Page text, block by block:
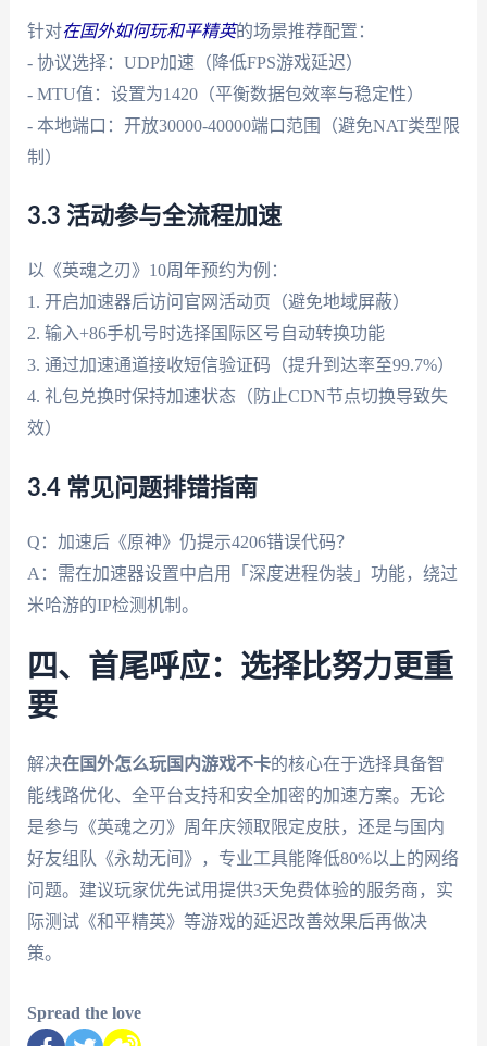
针对在国外如何玩和平精英的场景推荐配置：
- 协议选择：UDP加速（降低FPS游戏延迟）
- MTU值：设置为1420（平衡数据包效率与稳定性）
- 本地端口：开放30000-40000端口范围（避免NAT类型限
制）
3.3 活动参与全流程加速
以《英魂之刃》10周年预约为例：
1. 开启加速器后访问官网活动页（避免地域屏蔽）
2. 输入+86手机号时选择国际区号自动转换功能
3. 通过加速通道接收短信验证码（提升到达率至99.7%）
4. 礼包兑换时保持加速状态（防止CDN节点切换导致失
效）
3.4 常见问题排错指南
Q：加速后《原神》仍提示4206错误代码？
A：需在加速器设置中启用「深度进程伪装」功能，绕过
米哈游的IP检测机制。
四、首尾呼应：选择比努力更重
要
解决在国外怎么玩国内游戏不卡的核心在于选择具备智
能线路优化、全平台支持和安全加密的加速方案。无论
是参与《英魂之刃》周年庆领取限定皮肤，还是与国内
好友组队《永劫无间》，专业工具能降低80%以上的网络
问题。建议玩家优先试用提供3天免费体验的服务商，实
际测试《和平精英》等游戏的延迟改善效果后再做决
策。
Spread the love